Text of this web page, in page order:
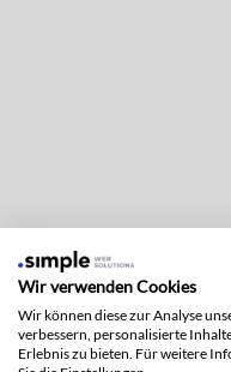
Wir verwenden Cookies
Wir können diese zur Analyse
verbessern, personalisierte
Erlebnis zu bieten. Für weitere